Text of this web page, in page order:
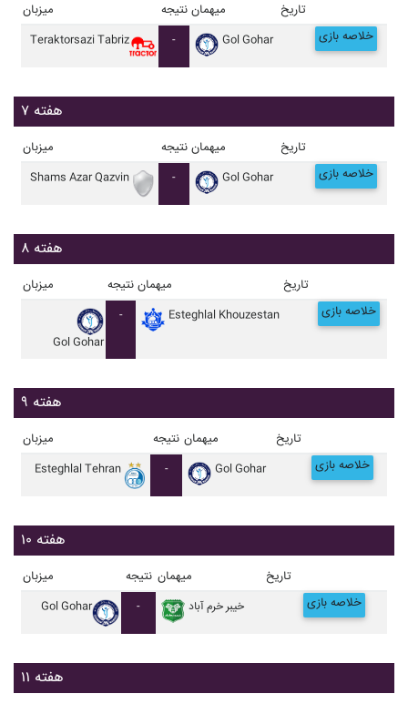
میزبان نتیجه میهمان تاریخ
Teraktorsazi Tabriz - Gol Gohar خلاصه بازی
هفته ۷
میزبان نتیجه میهمان تاریخ
Shams Azar Qazvin - Gol Gohar خلاصه بازی
هفته ۸
میزبان نتیجه میهمان تاریخ
Gol Gohar
- Esteghlal Khouzestan خلاصه بازی
هفته ۹
میزبان نتیجه میهمان تاریخ
Esteghlal Tehran - Gol Gohar خلاصه بازی
هفته ۱۰
میزبان نتیجه میهمان تاریخ
Gol Gohar - خيبر خرم آباد خلاصه بازی
هفته ۱۱